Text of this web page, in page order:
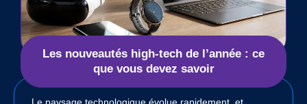
Les nouveautés high-tech de l’année : ce
que vous devez savoir